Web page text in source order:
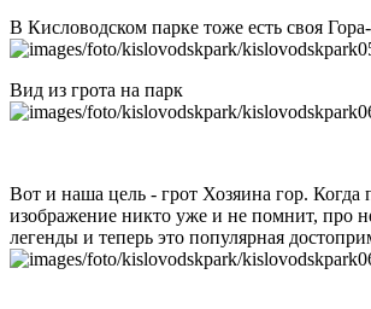
В Кисловодском парке тоже есть своя
Вид из грота на парк
Вот и наша цель - грот Хозяина гор. Когда
изображение никто уже и не помнит, про
легенды и теперь это популярная